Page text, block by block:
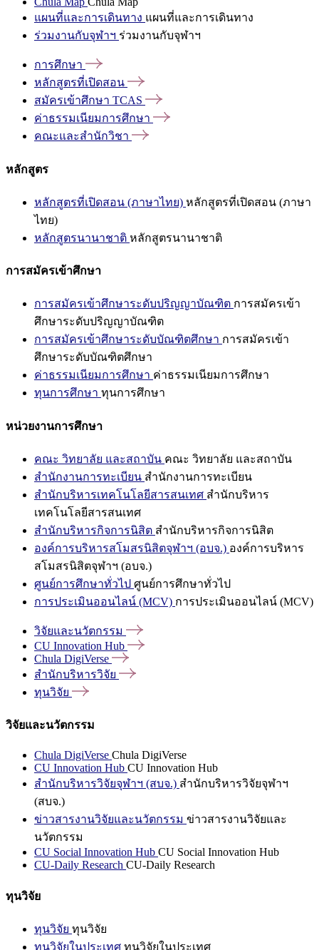
แผนที่และการเดินทาง แผนที่และการเดินทาง
ร่วมงานกับจุฬาฯ ร่วมงานกับจุฬาฯ
การศึกษา
หลักสูตรที่เปิดสอน
สมัครเข้าศึกษา TCAS
ค่าธรรมเนียมการศึกษา
คณะและสำนักวิชา
หลักสูตร
หลักสูตรที่เปิดสอน (ภาษาไทย) หลักสูตรที่เปิดสอน (ภาษา
ไทย)
หลักสูตรนานาชาติ หลักสูตรนานาชาติ
การสมัครเข้าศึกษา
การสมัครเข้าศึกษาระดับปริญญาบัณฑิต การสมัครเข้า
ศึกษาระดับปริญญาบัณฑิต
การสมัครเข้าศึกษาระดับบัณฑิตศึกษา การสมัครเข้า
ศึกษาระดับบัณฑิตศึกษา
ค่าธรรมเนียมการศึกษา ค่าธรรมเนียมการศึกษา
ทุนการศึกษา ทุนการศึกษา
หน่วยงานการศึกษา
คณะ วิทยาลัย และสถาบัน คณะ วิทยาลัย และสถาบัน
สำนักงานการทะเบียน สำนักงานการทะเบียน
สำนักบริหารเทคโนโลยีสารสนเทศ สำนักบริหาร
เทคโนโลยีสารสนเทศ
สำนักบริหารกิจการนิสิต สำนักบริหารกิจการนิสิต
องค์การบริหารสโมสรนิสิตจุฬาฯ (อบจ.) องค์การบริหาร
สโมสรนิสิตจุฬาฯ (อบจ.)
ศูนย์การศึกษาทั่วไป ศูนย์การศึกษาทั่วไป
การประเมินออนไลน์ (MCV) การประเมินออนไลน์ (MCV)
วิจัยและนวัตกรรม
CU Innovation Hub
Chula DigiVerse
สำนักบริหารวิจัย
ทุนวิจัย
วิจัยและนวัตกรรม
Chula DigiVerse Chula DigiVerse
CU Innovation Hub CU Innovation Hub
สำนักบริหารวิจัยจุฬาฯ (สบจ.) สำนักบริหารวิจัยจุฬาฯ
(สบจ.)
ข่าวสารงานวิจัยและนวัตกรรม ข่าวสารงานวิจัยและ
นวัตกรรม
CU Social Innovation Hub CU Social Innovation Hub
CU-Daily Research CU-Daily Research
ทุนวิจัย
ทุนวิจัย ทุนวิจัย
ทุนวิจัยในประเทศ ทุนวิจัยในประเทศ